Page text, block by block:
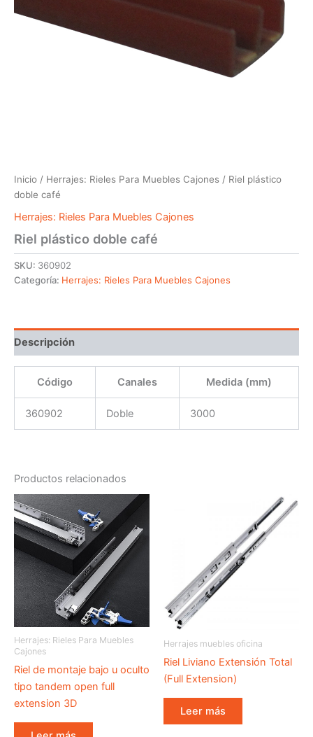
Inicio / Herrajes: Rieles Para Muebles Cajones / Riel plástico
doble café
Herrajes: Rieles Para Muebles Cajones
Riel plástico doble café
SKU: 360902
Categoría: Herrajes: Rieles Para Muebles Cajones
Descripción
Código Canales Medida (mm)
360902 Doble 3000
Productos relacionados
Herrajes: Rieles Para Muebles
Cajones
Riel de montaje bajo u oculto
tipo tandem open full
extension 3D
Herrajes muebles oficina
Riel Liviano Extensión Total
(Full Extension)
Leer más